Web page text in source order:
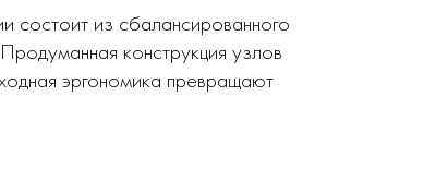
состоит из сбалансированного
конструкция узлов
эргономика превращают